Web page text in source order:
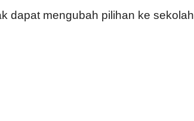
dapat mengubah pilihan ke sekolah